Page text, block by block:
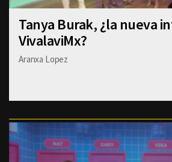
Tanya Burak, ¿la nueva
VivalaviMx?
Aranxa Lopez